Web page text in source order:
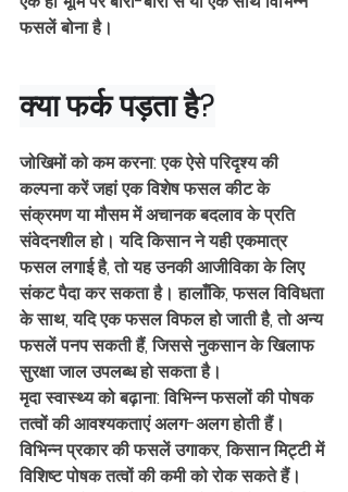
फसलें बोना है।
क्या फर्क पड़ता है?
जोखिमों को कम करना: एक ऐसे परिदृश्य की
कल्पना करें जहां एक विशेष फसल कीट के
संक्रमण या मौसम में अचानक बदलाव के प्रति
संवेदनशील हो। यदि किसान ने यही एकमात्र
फसल लगाई है, तो यह उनकी आजीविका के लिए
संकट पैदा कर सकता है। हालाँकि, फसल विविधता
के साथ, यदि एक फसल विफल हो जाती है, तो अन्य
फसलें पनप सकती हैं, जिससे नुकसान के खिलाफ
सुरक्षा जाल उपलब्ध हो सकता है।
मृदा स्वास्थ्य को बढ़ाना: विभिन्न फसलों की पोषक
तत्वों की आवश्यकताएं अलग-अलग होती हैं।
विभिन्न प्रकार की फसलें उगाकर, किसान मिट्टी में
विशिष्ट पोषक तत्वों की कमी को रोक सकते हैं।